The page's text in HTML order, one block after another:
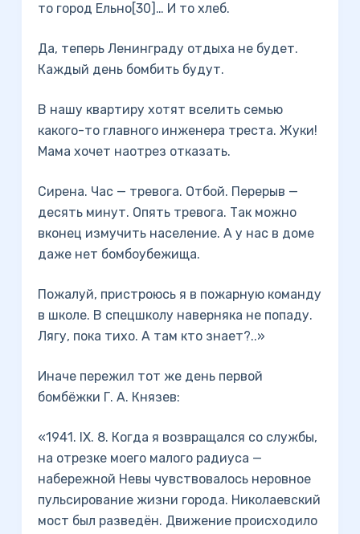
то город Ельно[30]… И то хлеб.
Да, теперь Ленинграду отдыха не будет.
Каждый день бомбить будут.
В нашу квартиру хотят вселить семью
какого-то главного инженера треста. Жуки!
Мама хочет наотрез отказать.
Сирена. Час — тревога. Отбой. Перерыв —
десять минут. Опять тревога. Так можно
вконец измучить население. А у нас в доме
даже нет бомбоубежища.
Пожалуй, пристроюсь я в пожарную команду
в школе. В спецшколу наверняка не попаду.
Лягу, пока тихо. А там кто знает?..»
Иначе пережил тот же день первой
бомбёжки Г. А. Князев:
«1941. IX. 8. Когда я возвращался со службы,
на отрезке моего малого радиуса —
набережной Невы чувствовалось неровное
пульсирование жизни города. Николаевский
мост был разведён. Движение происходило